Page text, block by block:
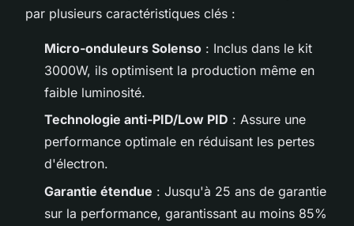
par plusieurs caractéristiques clés :
Micro-onduleurs Solenso : Inclus dans le kit
3000W, ils optimisent la production même en
faible luminosité.
Technologie anti-PID/Low PID : Assure une
performance optimale en réduisant les pertes
d'électron.
Garantie étendue : Jusqu'à 25 ans de garantie
sur la performance, garantissant au moins 85%